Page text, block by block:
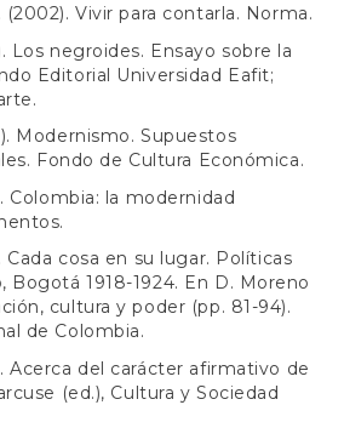
(2002). Vivir para contarla. Norma.
Los negroides. Ensayo sobre la
Editorial Universidad Eafit;
Modernismo. Supuestos
Fondo de Cultura Económica.
Colombia: la modernidad
Cada cosa en su lugar. Políticas
Bogotá 1918-1924. En D. Moreno
cultura y poder (pp. 81-94).
de Colombia.
Acerca del carácter afirmativo de
(ed.), Cultura y Sociedad